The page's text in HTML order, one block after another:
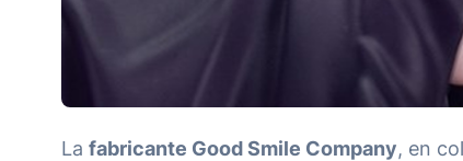
La fabricante Good Smile Company, en